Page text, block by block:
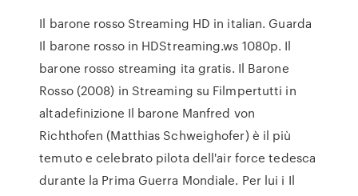
Il barone rosso Streaming HD in italian. Guarda
Il barone rosso in HDStreaming.ws 1080p. Il
barone rosso streaming ita gratis. Il Barone
Rosso (2008) in Streaming su Filmpertutti in
altadefinizione Il barone Manfred von
Richthofen (Matthias Schweighofer) è il più
temuto e celebrato pilota dell'air force tedesca
durante la Prima Guerra Mondiale. Per lui i Il